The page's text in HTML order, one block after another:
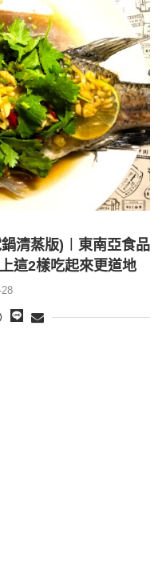
清蒸版)︱東南亞食品
這2樣吃起來更道地